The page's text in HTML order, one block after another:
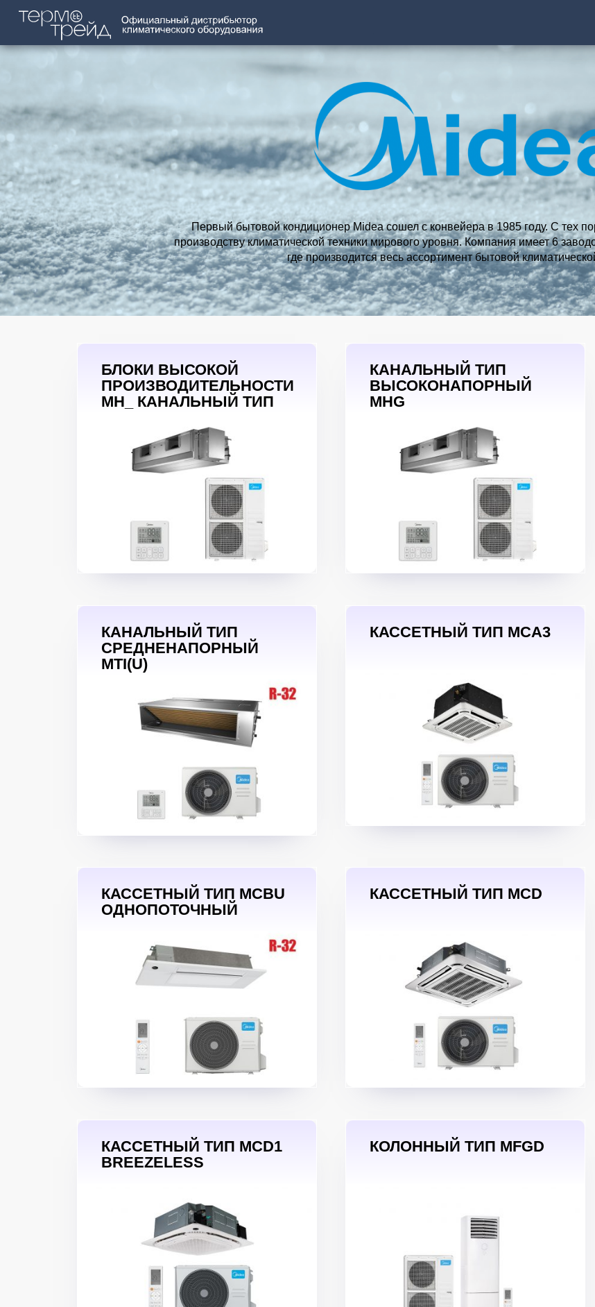
Первый бытовой кондиционер Midea сошел с конвейера в 1985 году. С тех
производству климатической техники мирового уровня. Компания имеет 6
где производится весь ассортимент бытовой
БЛОКИ ВЫСОКОЙ
ПРОИЗВОДИТЕЛЬНОСТИ
MH_ КАНАЛЬНЫЙ ТИП
КАНАЛЬНЫЙ ТИП
ВЫСОКОНАПОРНЫЙ
MHG
КАНАЛЬНЫЙ ТИП
СРЕДНЕНАПОРНЫЙ
MTI(U)
КАССЕТНЫЙ ТИП MCA3
КАССЕТНЫЙ ТИП MCBU
ОДНОПОТОЧНЫЙ
КАССЕТНЫЙ ТИП MCD
КАССЕТНЫЙ ТИП MCD1
BREEZELESS
КОЛОННЫЙ ТИП MFGD